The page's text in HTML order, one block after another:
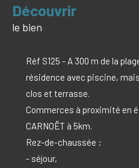
découvrir
le bien
Réf S125 - A 300 m de la
résidence avec piscine,
clos et terrasse.
Commerces à proximité en
CARNOËT à 5km.
Rez-de-chaussée :
- séjour,